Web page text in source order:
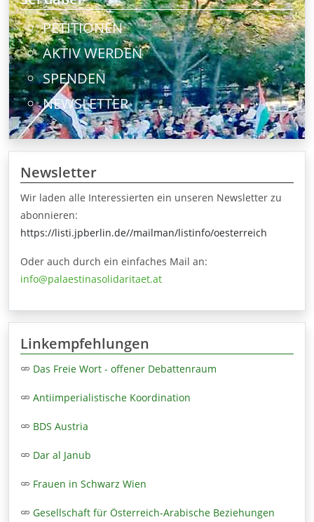
PETITIONEN
AKTIV WERDEN
SPENDEN
NEWSLETTER
Newsletter
Wir laden alle Interessierten ein unseren Newsletter zu
abonnieren:
https://listi.jpberlin.de//mailman/listinfo/oesterreich
Oder auch durch ein einfaches Mail an:
info@palaestinasolidaritaet.at
Linkempfehlungen
Das Freie Wort - offener Debattenraum
Antiimperialistische Koordination
BDS Austria
Dar al Janub
Frauen in Schwarz Wien
Gesellschaft für Österreich-Arabische Beziehungen